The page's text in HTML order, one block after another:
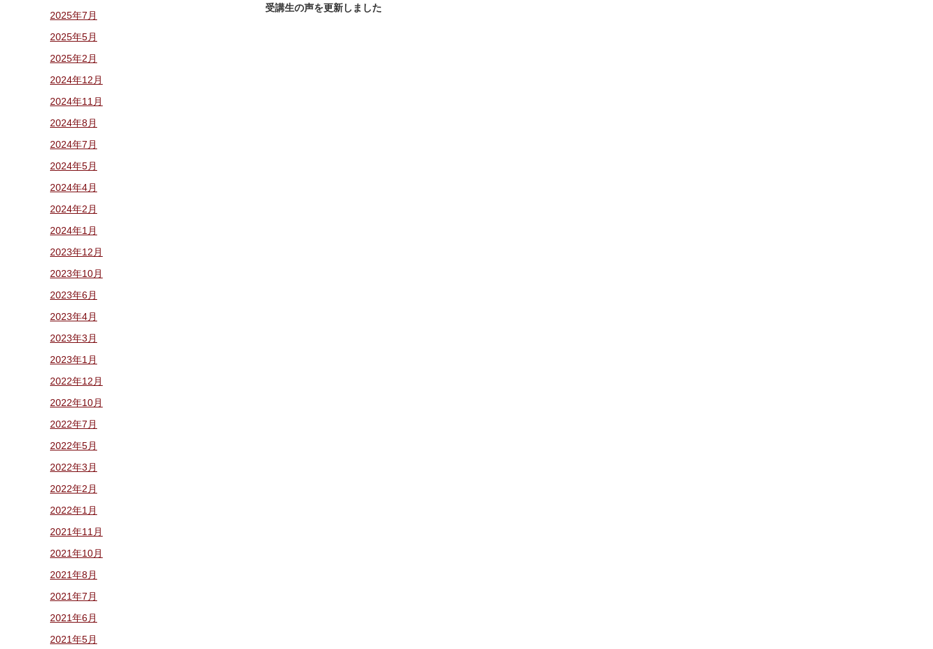
受講生の声を更新しました
2025年7月
2025年5月
2025年2月
2024年12月
2024年11月
2024年8月
2024年7月
2024年5月
2024年4月
2024年2月
2024年1月
2023年12月
2023年10月
2023年6月
2023年4月
2023年3月
2023年1月
2022年12月
2022年10月
2022年7月
2022年5月
2022年3月
2022年2月
2022年1月
2021年11月
2021年10月
2021年8月
2021年7月
2021年6月
2021年5月